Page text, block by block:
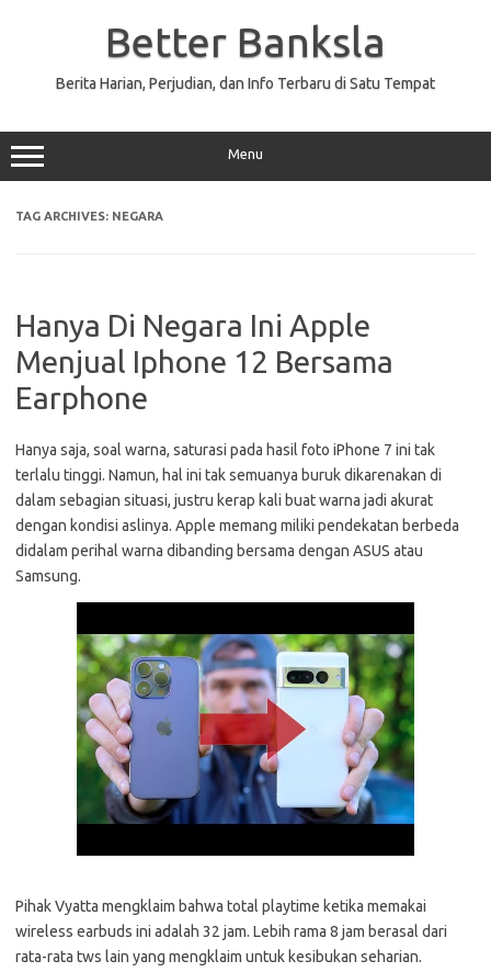
Better Banksla
Berita Harian, Perjudian, dan Info Terbaru di Satu Tempat
Menu
TAG ARCHIVES: NEGARA
Hanya Di Negara Ini Apple
Menjual Iphone 12 Bersama
Earphone
Hanya saja, soal warna, saturasi pada hasil foto iPhone 7 ini tak
terlalu tinggi. Namun, hal ini tak semuanya buruk dikarenakan di
dalam sebagian situasi, justru kerap kali buat warna jadi akurat
dengan kondisi aslinya. Apple memang miliki pendekatan berbeda
didalam perihal warna dibanding bersama dengan ASUS atau
Samsung.
Pihak Vyatta mengklaim bahwa total playtime ketika memakai
wireless earbuds ini adalah 32 jam. Lebih rama 8 jam berasal dari
rata-rata tws lain yang mengklaim untuk kesibukan seharian.